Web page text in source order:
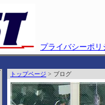
プライバシーポリ
トップページ > ブログ